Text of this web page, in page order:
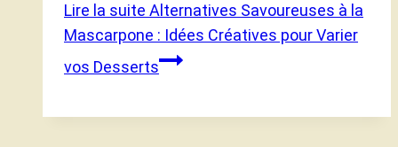
Lire la suite Alternatives Savoureuses à la
Mascarpone : Idées Créatives pour Varier
vos Desserts